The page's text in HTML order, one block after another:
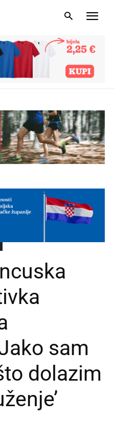
sam
dolazim